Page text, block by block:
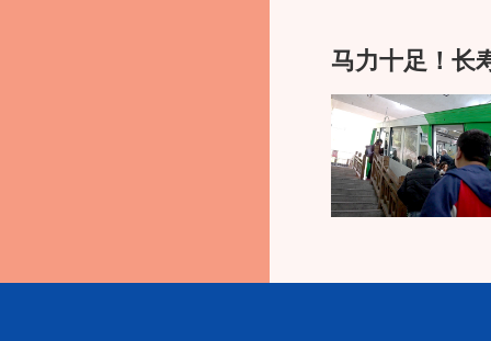
付，同时公司也将
础。”徐泽炉表示。
马力十足！长